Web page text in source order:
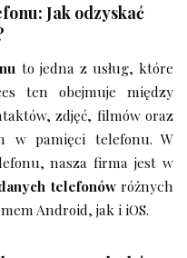
Jak odzyskać
to jedna z usług, które
ten obejmuje między
zdjęć, filmów oraz
w pamięci telefonu. W
nasza firma jest w
telefonówróżnych
Android, jak i iOS.